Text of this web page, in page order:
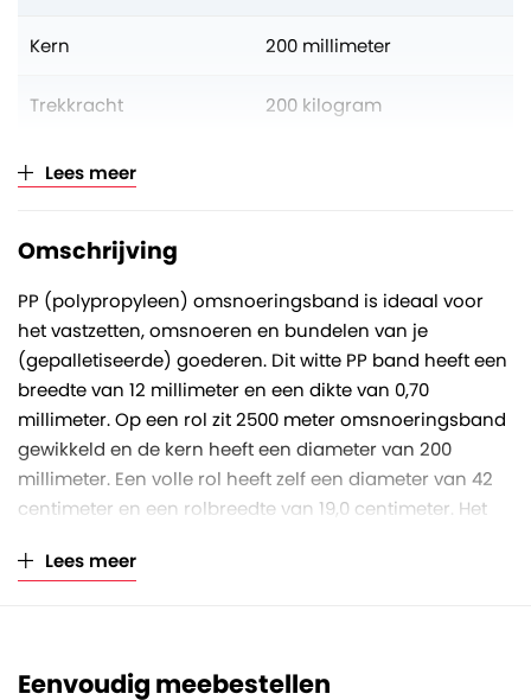
Kern 200 millimeter
Trekkracht 200 kilogram
Kleur
Lees meer
Omschrijving
PP (polypropyleen) omsnoeringsband is ideaal voor
het vastzetten, omsnoeren en bundelen van je
(gepalletiseerde) goederen. Dit witte PP band heeft een
breedte van 12 millimeter en een dikte van 0,70
millimeter. Op een rol zit 2500 meter omsnoeringsband
gewikkeld en de kern heeft een diameter van 200
millimeter. Een volle rol heeft zelf een diameter van 42
centimeter en een rolbreedte van 19,0 centimeter. Het
PP band is zowel handmatig als machinaal te
werken.
Lees meer
Eenvoudig meebestellen